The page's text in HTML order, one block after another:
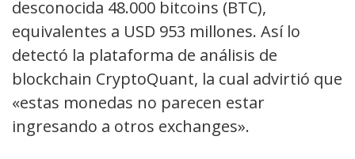
desconocida 48.000 bitcoins (BTC),
equivalentes a USD 953 millones. Así lo
detectó la plataforma de análisis de
blockchain CryptoQuant, la cual advirtió que
«estas monedas no parecen estar
ingresando a otros exchanges».